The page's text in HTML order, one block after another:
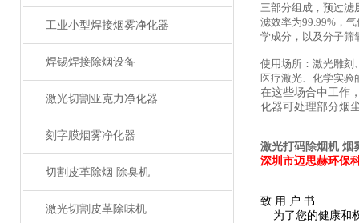
工业小型焊接烟雾净化器
焊锡焊接除烟设备
激光切割亚克力净化器
刻字膜烟雾净化器
切割皮革除烟 除臭机
激光切割皮革除味机
三部分组成，预过滤
滤效率为99.99%，
学成分，以及分子筛
使用场所：激光雕刻
医疗激光、化学实验
在这些场合中工作
化器可处理部分烟
激光打码除烟机 烟
深圳市迈思赫环保
致 用 户 书
为了您的健康和